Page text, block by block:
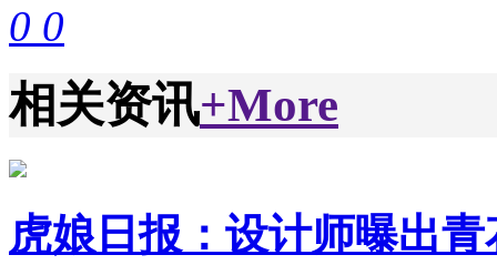
0 0
相关资讯+More
虎娘日报：设计师曝出